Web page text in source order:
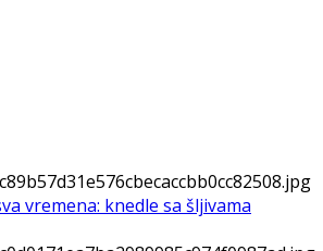
vremena: knedle sa šljivama